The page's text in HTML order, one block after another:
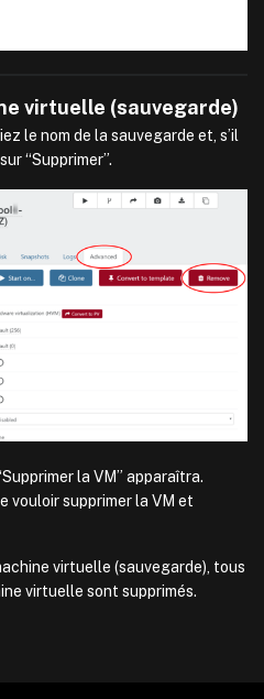
virtuelle (sauvegarde)
le nom de la sauvegarde et, s’il
“Supprimer”.
la VM” apparaîtra.
vouloir supprimer la VM et
virtuelle (sauvegarde), tous
virtuelle sont supprimés.